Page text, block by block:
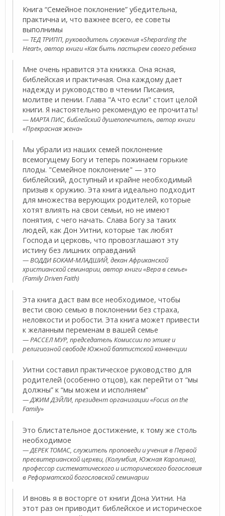
Книга “Семейное поклонение” убедительна,
практична и, что важнее всего, ее советы
выполнимы
ТЕД ТРИПП, руководитель служения «Sheparding the
Heart», автор книги «Как быть пастырем своего ребенка
Мне очень нравится эта книжка. Она ясная,
библейская и практичная. Она каждому дает
надежду и руководство в чтении Писания,
молитве и пении. Глава "А что если" стоит целой
книги. Я настоятельно рекомендую ее прочитать!
МАРТА ПИС, библейский душепопечитель, автор книги
«Прекрасная жена»
Мы убрали из наших семей поклонение
всемогущему Богу и теперь пожинаем горькие
плоды. "Семейное поклонение" — это
библейский, доступный и крайне необходимый
призыв к оружию. Эта книга идеально подходит
для множества верующих родителей, которые
хотят влиять на свои семьи, но не имеют
понятия, с чего начать. Слава Богу за таких
людей, как Дон Уитни, которые так любят
Господа и церковь, что провозглашают эту
истину без лишних оправданий
ВОДДИ БОКАМ-МЛАДШИЙ, декан Африканской
христианской семинарии, автор книги «Вера в семье»
(Family Driven Faith)
Эта книга даст вам все необходимое, чтобы
вести свою семью в поклонении без страха,
неловкости и робости. Эта книга может привести
к желанным переменам в вашей семье
РАССЕЛ МУР, председатель Комиссии по этике и
религиозной свободе Южной баптистской конвенции
Уитни составил практическое руководство для
родителей (особенно отцов), как перейти от “мы
должны” к “мы можем и исполняем”
ДЖИМ ДЭЙЛИ, президент организации «Focus on the
Family»
Это блистательное достижение, к тому же столь
необходимое
ДЕРЕК ТОМАС, служитель проповеди и учения в Первой
пресвитерианской церкви, (Колумбия, Южная Каролина),
профессор систематического и исторического богословия
в Реформатской богословской семинарии
И вновь я в восторге от книги Дона Уитни. На
этот раз он приводит библейское и историческое